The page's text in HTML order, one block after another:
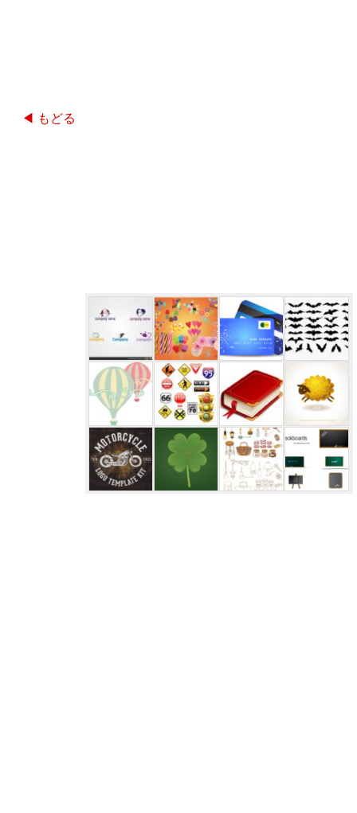
◀ もどる